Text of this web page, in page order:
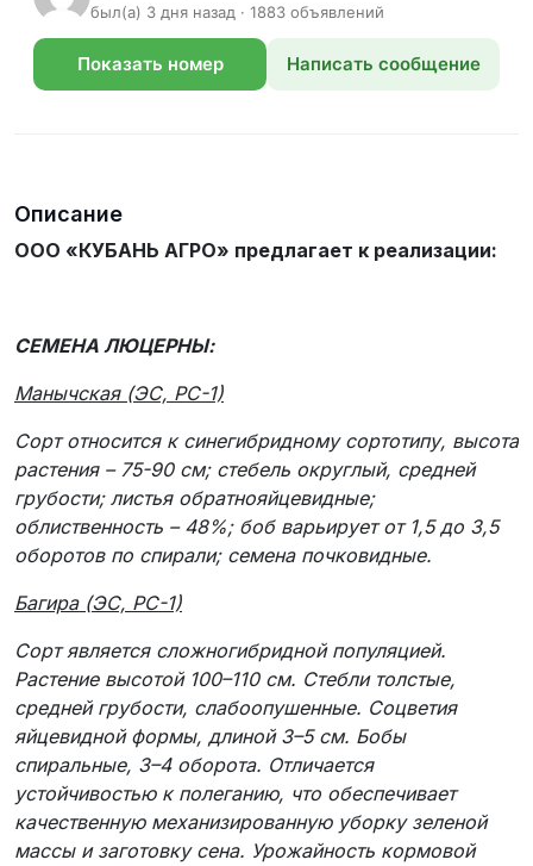
был(а) 3 дня назад · 1883 объявлений
Показать номер Написать сообщение
Описание
ООО «КУБАНЬ АГРО» предлагает к реализации:
СЕМЕНА ЛЮЦЕРНЫ:
Манычская (ЭС, РС-1)
Сорт относится к синегибридному сортотипу, высота
растения – 75-90 см; стебель округлый, средней
грубости; листья обратнояйцевидные;
облиственность – 48%; боб варьирует от 1,5 до 3,5
оборотов по спирали; семена почковидные.
Багира (ЭС, РС-1)
Сорт является сложногибридной популяцией.
Растение высотой 100–110 см. Стебли толстые,
средней грубости, слабоопушенные. Соцветия
яйцевидной формы, длиной 3–5 см. Бобы
спиральные, 3–4 оборота. Отличается
устойчивостью к полеганию, что обеспечивает
качественную механизированную уборку зеленой
массы и заготовку сена. Урожайность кормовой